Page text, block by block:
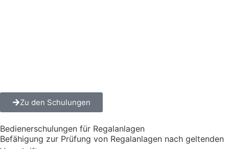
Zu den Schulungen
Bedienerschulungen für Regalanlagen
Befähigung zur Prüfung von Regalanlagen nach geltenden